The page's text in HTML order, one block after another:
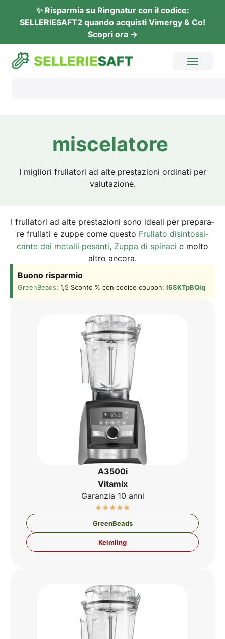
✨ Rispar­mia su Ring­na­tur con il codi­ce:
SELLERIESAFT2 quan­do acquis­ti Vimer­gy & Co!
Sco­pri ora →
mis­ce­la­to­re
I miglio­ri frul­la­to­ri ad alte pres­ta­zio­ni ordi­na­ti per
valutazione.
I frul­la­to­ri ad alte pres­ta­zio­ni sono idea­li per pre­para­
re frul­la­ti e zup­pe come ques­to Frul­la­to disin­tos­si­
can­te dai metal­li pesan­ti, Zup­pa di spinaci e mol­to
alt­ro ancora.
Buo­no risparmio
Green­Beads: 1,5 Scon­to % con codi­ce cou­pon: l6SKTpBQiq
A3500i
Vit­amix
Gar­an­zia 10 anni
☆☆☆☆☆
Green­Beads
Keim­ling